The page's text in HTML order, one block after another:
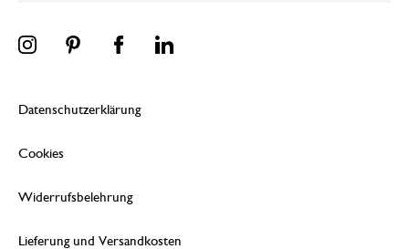
Datenschutzerklärung
Cookies
Widerrufsbelehrung
Lieferung und Versandkosten